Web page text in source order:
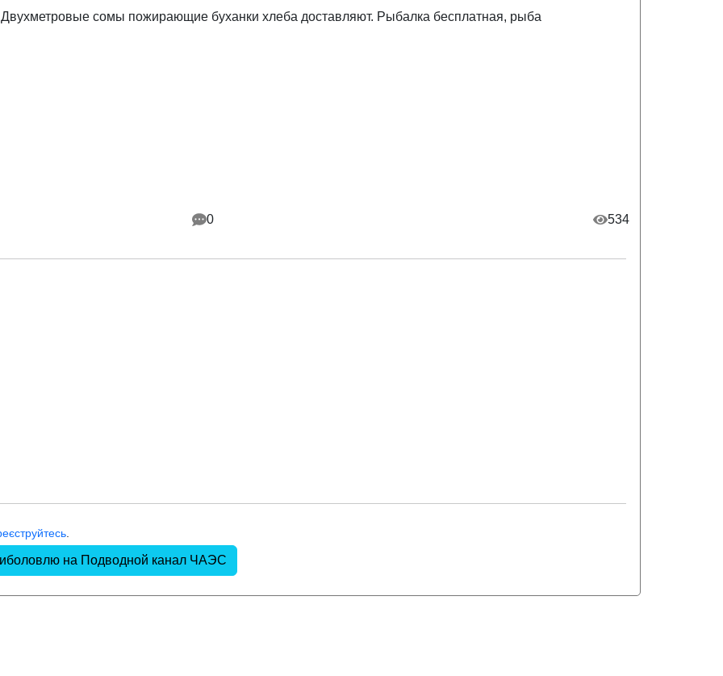
сомы пожирающие буханки хлеба доставляют. Рыбалка бесплатная, рыба
0 534
на Подводной канал ЧАЭС